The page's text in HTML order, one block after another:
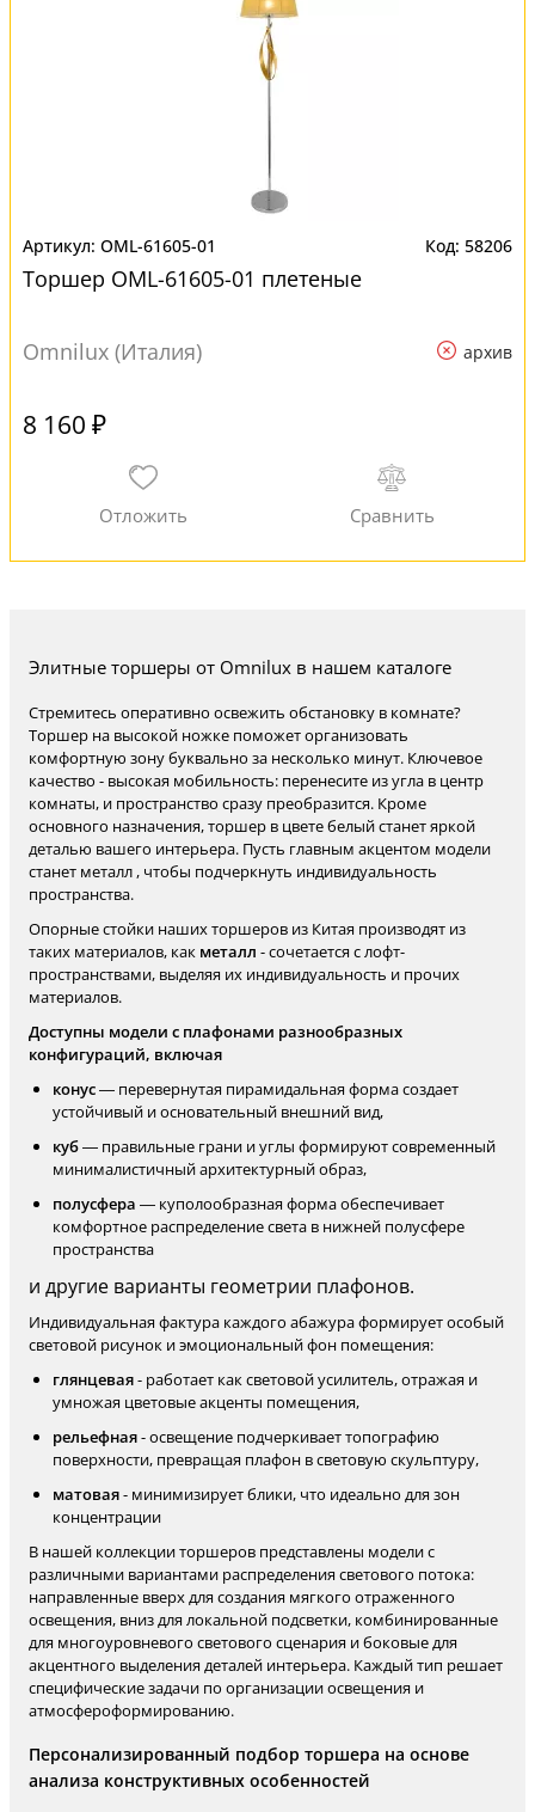
OML-61605-01 58206
Торшер OML-61605-01 плетеные
Omnilux (Италия) архив
8 160 ₽
Элитные торшеры от Omnilux в нашем каталоге
Стремитесь оперативно освежить обстановку в комнате?
Торшер на высокой ножке поможет организовать
комфортную зону буквально за несколько минут. Ключевое
качество - высокая мобильность: перенесите из угла в центр
комнаты, и пространство сразу преобразится. Кроме
основного назначения, торшер в цвете белый станет яркой
деталью вашего интерьера. Пусть главным акцентом модели
станет металл , чтобы подчеркнуть индивидуальность
пространства.
Опорные стойки наших торшеров из Китая производят из
таких материалов, как металл - сочетается с лофт-
пространствами, выделяя их индивидуальность и прочих
материалов.
Доступны модели с плафонами разнообразных
конфигураций, включая
конус— перевернутая пирамидальная форма создает
устойчивый и основательный внешний вид,
куб— правильные грани и углы формируют современный
минималистичный архитектурный образ,
полусфера — куполообразная форма обеспечивает
комфортное распределение света в нижней полусфере
пространства
и другие варианты геометрии плафонов.
Индивидуальная фактура каждого абажура формирует особый
световой рисунок и эмоциональный фон помещения:
глянцевая- работает как световой усилитель, отражая и
умножая цветовые акценты помещения,
рельефная- освещение подчеркивает топографию
поверхности, превращая плафон в световую скульптуру,
матовая- минимизирует блики, что идеально для зон
концентрации
В нашей коллекции торшеров представлены модели с
различными вариантами распределения светового потока:
направленные вверх для создания мягкого отраженного
освещения, вниз для локальной подсветки, комбинированные
для многоуровневого светового сценария и боковые для
акцентного выделения деталей интерьера. Каждый тип решает
специфические задачи по организации освещения и
атмосфероформированию.
Персонализированный подбор торшера на основе
анализа конструктивных особенностей